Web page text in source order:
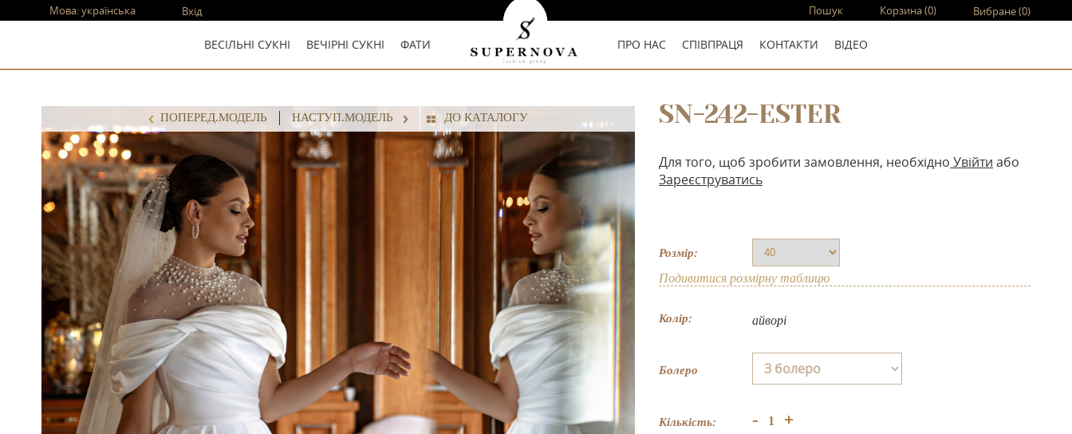
Мова:українська Вхід Пошук Корзина(0) Вибране(0)
ВЕСІЛЬНІ СУКНІ ВЕЧІРНІ СУКНІ ФАТИ ПРО НАС СПІВПРАЦЯ КОНТАКТИ ВIДЕО
ПОПЕРЕД.МОДЕЛЬ НАСТУП.МОДЕЛЬ ДО КАТАЛОГУ SN-242-ESTER
Для того, щоб зробити замовлення, необхідно Увійти або
Зареєструватись
Розмір:
Подивитися розмірну таблицю
Колір: айворі
Болеро
Кількість: - +